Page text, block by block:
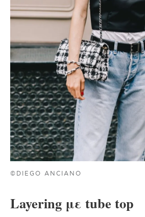
©DIEGO ANCIANO
Layering με tube top